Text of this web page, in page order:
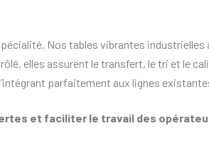
Nos tables vibrantes industrielles
elles assurent le transfert, le tri et le
parfaitement aux lignes
et faciliter le travail des